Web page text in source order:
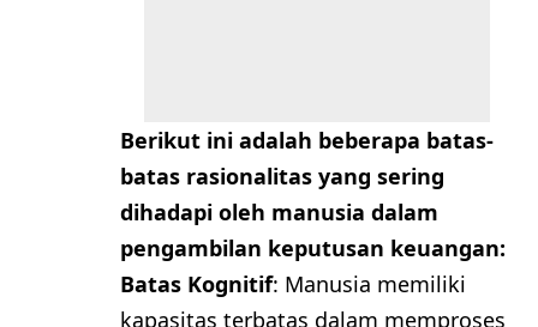
Berikut ini adalah beberapa batas-
batas rasionalitas yang sering
dihadapi oleh manusia dalam
pengambilan keputusan keuangan:
Batas Kognitif: Manusia memiliki
kapasitas terbatas dalam memproses